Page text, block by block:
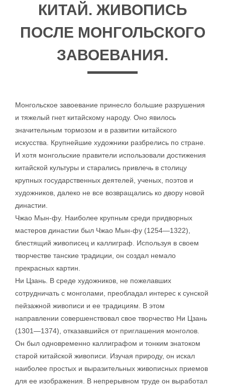
КИТАЙ. ЖИВОПИСЬ
ПОСЛЕ МОНГОЛЬСКОГО
ЗАВОЕВАНИЯ.
Монгольское завоевание принесло большие разрушения
и тяжелый гнет китайскому народу. Оно явилось
значительным тормозом и в развитии китайского
искусства. Крупнейшие художники разбрелись по стране.
И хотя монгольские правители использовали достижения
китайской культуры и старались привлечь в столицу
крупных государственных деятелей, ученых, поэтов и
художников, далеко не все возвращались ко двору новой
династии.
Чжао Мын-фу. Наиболее крупным среди придворных
мастеров династии был Чжао Мын-фу (1254—1322),
блестящий живописец и каллиграф. Используя в своем
творчестве танские традиции, он создал немало
прекрасных картин.
Ни Цзань. В среде художников, не пожелавших
сотрудничать с монголами, преобладал интерес к сунской
пейзажной живописи и ее традициям. В этом
направлении совершенствовал свое творчество Ни Цзань
(1301—1374), отказавшийся от приглашения монголов.
Он был одновременно каллиграфом и тонким знатоком
старой китайской живописи. Изучая природу, он искал
наиболее простых и выразительных живописных приемов
для ее изображения. В непрерывном труде он выработал